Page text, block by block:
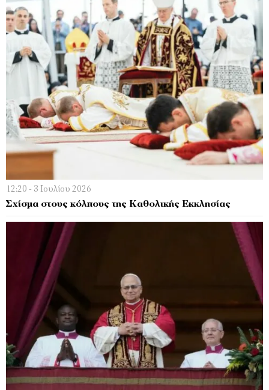
12:20 - 3 Ιουλίου 2026
Σχίσμα στους κόλπους της Καθολικής Εκκλησίας